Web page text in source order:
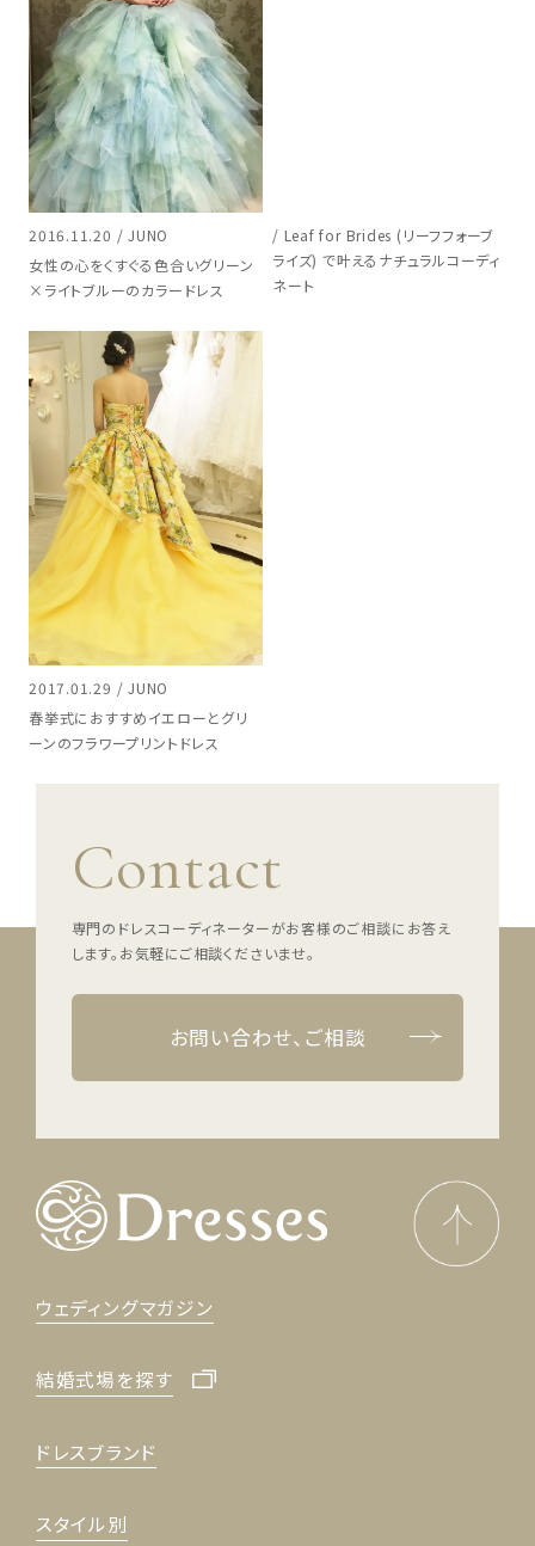
2016.11.20 / JUNO
女性の心をくすぐる色合いグリーン
×ライトブルーのカラードレス
/ Leaf for Brides (リーフフォーブ
ライズ) で叶えるナチュラルコーディ
ネート
2017.01.29 / JUNO
春挙式におすすめイエローとグリ
ーンのフラワープリントドレス
Contact
専門のドレスコーディネーターがお客様のご相談にお答え
します。 お気軽にご相談くださいませ。
お問い合わせ、ご相談
ウェディングマガジン
結婚式場を探す
ドレスブランド
スタイル別